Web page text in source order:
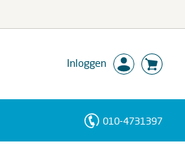
Inloggen
010-4731397